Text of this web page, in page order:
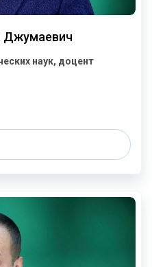
Джумаевич
наук, доцент